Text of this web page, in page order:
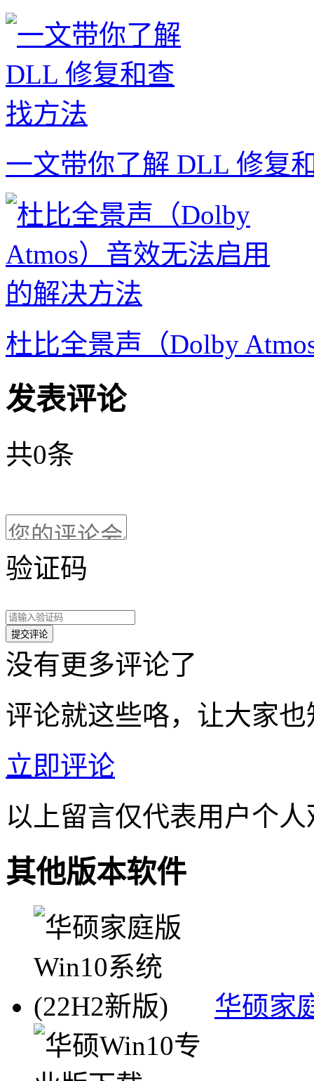
一文带你了解 DLL 修复
杜比全景声（Dolby
发表评论
共0条
验证码
没有更多评论了
评论就这些咯，让大家
立即评论
以上留言仅代表用户个
其他版本软件
华硕家